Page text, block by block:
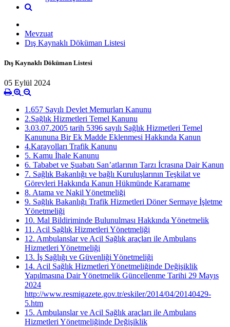
Mevzuat
Dış Kaynaklı Döküman Listesi
Dış Kaynaklı Döküman Listesi
05 Eylül 2024
1.657 Sayılı Devlet Memurları Kanunu
2.Sağlık Hizmetleri Temel Kanunu
3.03.07.2005 tarih 5396 sayılı Sağlık Hizmetleri Temel
Kanununa Bir Ek Madde Eklenmesi Hakkında Kanun
4.Karayolları Trafik Kanunu
5. Kamu İhale Kanunu
6. Tababet ve Şuabatı San’atlarının Tarzı İcrasına Dair Kanun
7. Sağlık Bakanlığı ve bağlı Kuruluşlarının Teşkilat ve
Görevleri Hakkında Kanun Hükmünde Kararname
8. Atama ve Nakil Yönetmeliği
9. Sağlık Bakanlığı Trafik Hizmetleri Döner Sermaye İşletme
Yönetmeliği
10. Mal Bildiriminde Bulunulması Hakkında Yönetmelik
11. Acil Sağlık Hizmetleri Yönetmeliği
12. Ambulanslar ve Acil Sağlık araçları ile Ambulans
Hizmetleri Yönetmeliği
13. İş Sağlığı ve Güvenliği Yönetmeliği
14. Acil Sağlık Hizmetleri Yönetmeliğinde Değişiklik
Yapılmasına Dair Yönetmelik Güncellenme Tarihi 29 Mayıs
2024
http://www.resmigazete.gov.tr/eskiler/2014/04/20140429-
5.htm
15. Ambulanslar ve Acil Sağlık araçları ile Ambulans
Hizmetleri Yönetmeliğinde Değişiklik